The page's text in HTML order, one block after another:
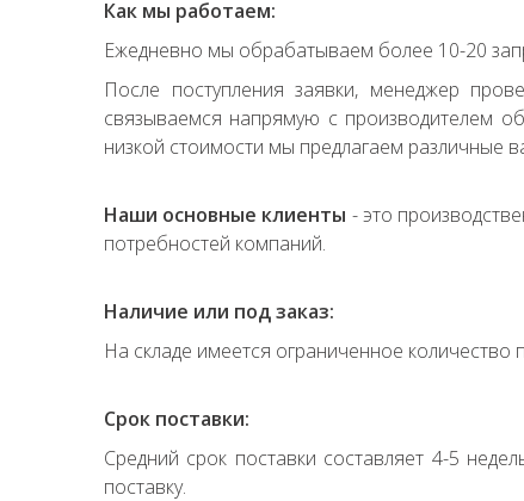
Как мы работаем:
Ежедневно мы обрабатываем более 10-20
После поступления заявки, менеджер
связываемся напрямую с производителем
низкой стоимости мы предлагаем различные
Наши основные клиенты - это
потребностей компаний.
Наличие или под заказ:
На складе имеется ограниченное количество
Срок поставки:
Средний срок поставки составляет 4-5
поставку.